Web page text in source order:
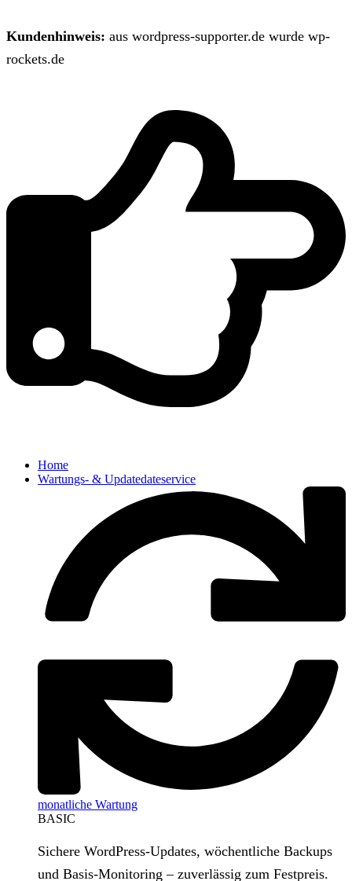
Kundenhinweis: aus wordpress-supporter.de wurde wp-
rockets.de
Home
Wartungs- & Updatedateservice
monatliche Wartung
BASIC
Sichere WordPress‑Updates, wöchentliche Backups
und Basis‑Monitoring – zuverlässig zum Festpreis.